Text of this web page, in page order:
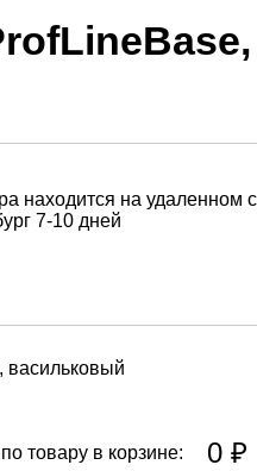
находится на удаленном
7-10 дней
васильковый
товару в корзине: 0 ₽